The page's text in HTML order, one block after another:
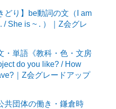
どり】be動詞の文（I am
/ She is ~ . ）｜Z会グレ
・単語《教科・色・文房
do you like? / How
｜Z会グレードアップ
共団体の働き・鎌倉時